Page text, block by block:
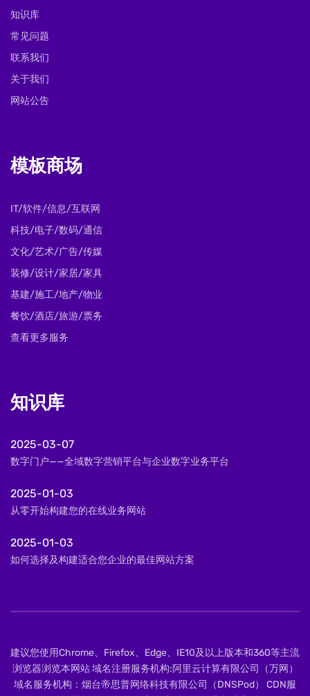
知识库
常见问题
联系我们
关于我们
网站公告
模板商场
IT/软件/信息/互联网
科技/电子/数码/通信
文化/艺术/广告/传媒
装修/设计/家居/家具
基建/施工/地产/物业
餐饮/酒店/旅游/票务
查看更多服务
知识库
2025-03-07
数字门户——全域数字营销平台与企业数字业务平台
2025-01-03
从零开始构建您的在线业务网站
2025-01-03
如何选择及构建适合您企业的最佳网站方案
建议您使用Chrome、Firefox、Edge、IE10及以上版本和360等主流
浏览器浏览本网站 域名注册服务机构:阿里云计算有限公司（万网）
域名服务机构：烟台帝思普网络科技有限公司（DNSPod） CDN服